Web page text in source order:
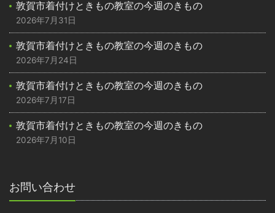
敦賀市着付けときもの教室の今週のきもの
2026年7月31日
敦賀市着付けときもの教室の今週のきもの
2026年7月24日
敦賀市着付けときもの教室の今週のきもの
2026年7月17日
敦賀市着付けときもの教室の今週のきもの
2026年7月10日
お問い合わせ